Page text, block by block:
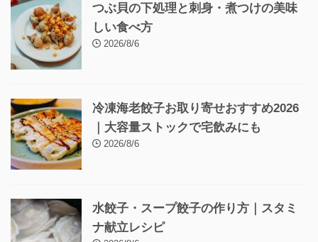
つぶ貝の下処理と刺身・煮つけの美味
しい食べ方
2026/8/6
冷凍海老餃子お取り寄せおすすめ2026
｜大容量ストックで宅飲みにも
2026/8/6
水餃子・スープ餃子の作り方｜スタミ
ナ献立レシピ